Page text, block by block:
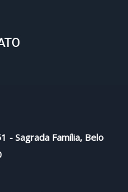
- Sagrada Família, Belo